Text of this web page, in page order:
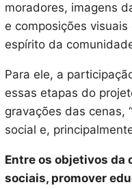
moradores, imagens
e composições
espírito da
Para ele, a
essas etapas do
gravações das cenas,
social e,
Entre os objetivos da
sociais, promover